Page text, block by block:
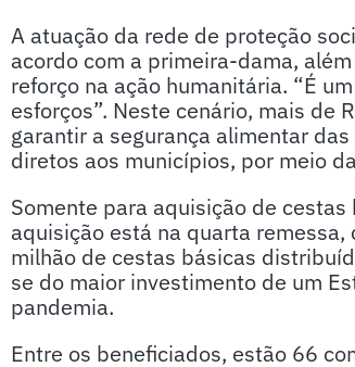
A atuação da rede de proteção
acordo com a primeira-dama,
reforço na ação humanitária. “É
esforços”. Neste cenário, mais de
garantir a segurança alimentar
diretos aos municípios, por meio
Somente para aquisição de
aquisição está na quarta remessa,
milhão de cestas básicas
se do maior investimento de um
pandemia.
Entre os beneficiados, estão 66